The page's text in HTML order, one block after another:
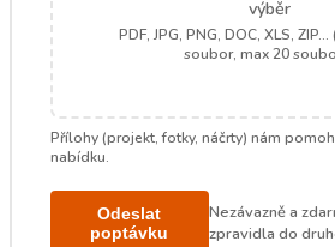
výběr
PDF, JPG, PNG, DOC, XLS,
soubor, max 20
Přílohy (projekt, fotky, náčrty) nám
nabídku.
Odeslat
poptávku
Nezávazně a
zpravidla do